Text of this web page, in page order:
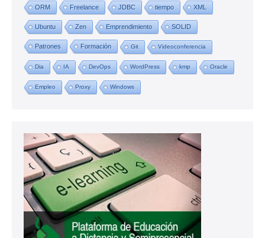
ORM Freelance JDBC tiempo XML
Ubuntu Zen Emprendimiento SOLID
Patrones Formación Git Videoconferencia
Dia IA DevOps WordPress kmp Oracle
Empleo Proxy Windows